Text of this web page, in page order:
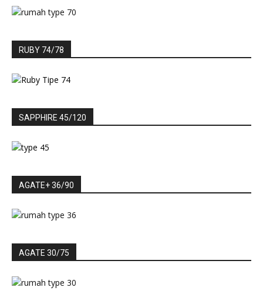
RUBY 74/78
SAPPHIRE 45/120
AGATE+ 36/90
AGATE 30/75